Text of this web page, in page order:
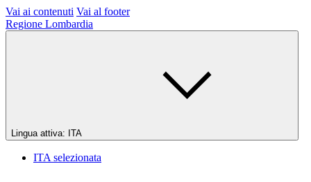
Vai ai contenuti Vai al footer
Regione Lombardia
Lingua attiva: ITA
ITA selezionata